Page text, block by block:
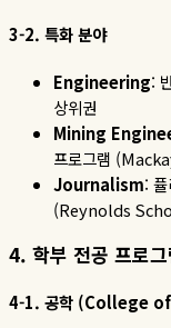
3-2. 특화분야
Engineering:
상위권
Mining
프로그램
Journalism:
(Reynolds
4. 학부 전공 프로그
4-1. 공학 (College